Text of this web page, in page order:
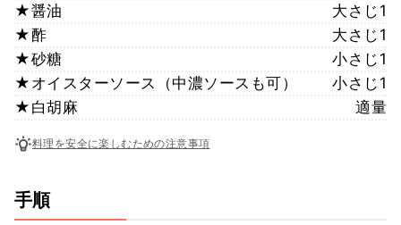
★醤油
大さじ1
★酢
大さじ1
★砂糖
小さじ1
★オイスターソース（中濃ソースも可）
小さじ1
★白胡麻
適量
料理を安全に楽しむための注意事項
手順